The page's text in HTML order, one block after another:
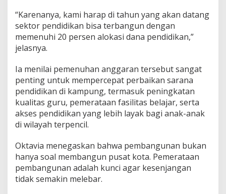
“Karenanya, kami harap di tahun yang akan datang
sektor pendidikan bisa terbangun dengan
memenuhi 20 persen alokasi dana pendidikan,”
jelasnya.
Ia menilai pemenuhan anggaran tersebut sangat
penting untuk mempercepat perbaikan sarana
pendidikan di kampung, termasuk peningkatan
kualitas guru, pemerataan fasilitas belajar, serta
akses pendidikan yang lebih layak bagi anak-anak
di wilayah terpencil.
Oktavia menegaskan bahwa pembangunan bukan
hanya soal membangun pusat kota. Pemerataan
pembangunan adalah kunci agar kesenjangan
tidak semakin melebar.